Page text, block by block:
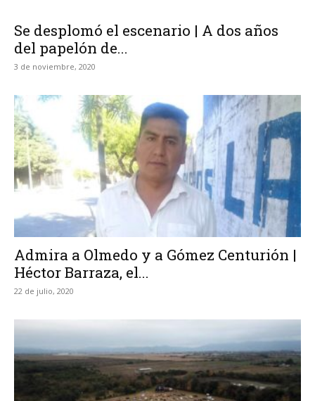
Se desplomó el escenario | A dos años
del papelón de...
3 de noviembre, 2020
Admira a Olmedo y a Gómez Centurión |
Héctor Barraza, el...
22 de julio, 2020